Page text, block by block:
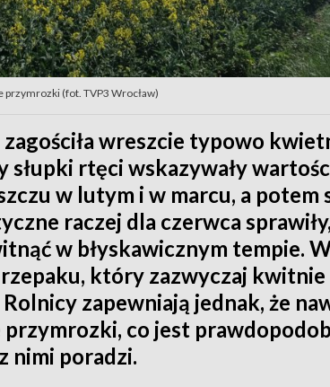
przymrozki (fot. TVP3 Wrocław)
wreszcie typowo
słupki rtęci wskazywały
w lutym i w marcu, a potem
raczej dla czerwca
w błyskawicznym tempie.
który zazwyczaj
zapewniają jednak, że
przymrozki, co jest
nimi poradzi.